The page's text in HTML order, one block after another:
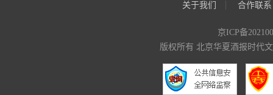
关于我们 合作联系
京ICP备
版权所有 北京华夏酒报时代文